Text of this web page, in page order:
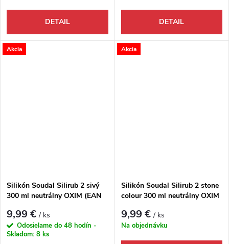
DETAIL DETAIL
Akcia
Silikón Soudal Silirub 2 sivý
300 ml neutrálny OXIM (EAN
9,99 €/ ks
Odosielame do 48 hodín -
Skladom: 8 ks
Akcia
Silikón Soudal Silirub 2 stone
colour 300 ml neutrálny OXIM
9,99 €/ ks
Na objednávku